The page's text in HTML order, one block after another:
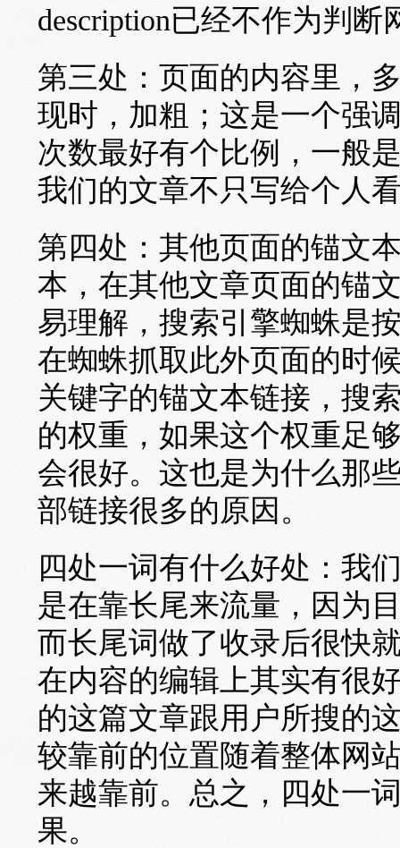
description已经不作为判
第三处：页面的内容里，
现时，加粗；这是一个强
次数最好有个比例，一般
我们的文章不只写给个人
第四处：其他页面的锚文
本，在其他文章页面的锚
易理解，搜索引擎蜘蛛是
在蜘蛛抓取此外页面的时
关键字的锚文本链接，搜
的权重，如果这个权重足
会很好。这也是为什么那
部链接很多的原因。
四处一词有什么好处：我
是在靠长尾来流量，因为
而长尾词做了收录后很快
在内容的编辑上其实有很
的这篇文章跟用户所搜的
较靠前的位置随着整体网
来越靠前。总之，四处一
果。